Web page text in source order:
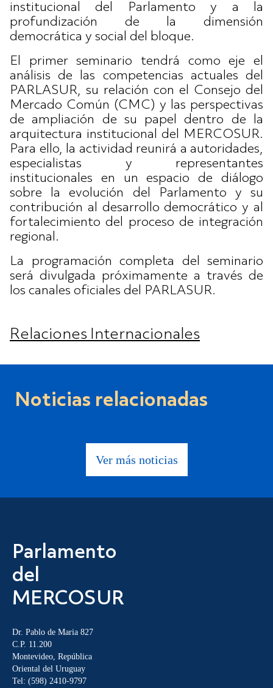
institucional del Parlamento y a la
profundización de la dimensión
democrática y social del bloque.
El primer seminario tendrá como eje el
análisis de las competencias actuales del
PARLASUR, su relación con el Consejo del
Mercado Común (CMC) y las perspectivas
de ampliación de su papel dentro de la
arquitectura institucional del MERCOSUR.
Para ello, la actividad reunirá a autoridades,
especialistas y representantes
institucionales en un espacio de diálogo
sobre la evolución del Parlamento y su
contribución al desarrollo democrático y al
fortalecimiento del proceso de integración
regional.
La programación completa del seminario
será divulgada próximamente a través de
los canales oficiales del PARLASUR.
Relaciones Internacionales
Noticias relacionadas
Ver más noticias
Parlamento
del
MERCOSUR
Dr. Pablo de Maria 827
C.P. 11.200
Montevideo, República
Oriental del Uruguay
Tel: (598) 2410-9797